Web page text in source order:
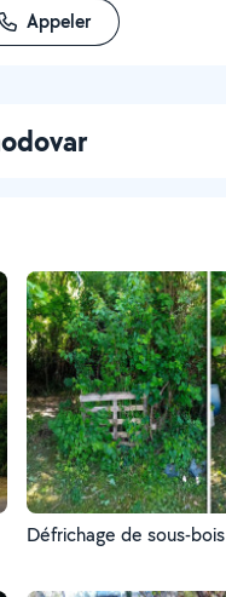
Appeler
Défrichage de sous-bois